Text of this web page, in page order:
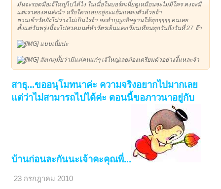
มันจะรอดมือเจ๊ใหญ่ไปได้ไง ในเมื่อในบอร์ดเนี่ยดูเหมือนจะไม่มีใคร คงจะมี
แต่เราสองคนล่ะน้า หรือใครแอบอยู่อะแฮ้มแสดงตัวด้วยจ้า
ชวนเข้าวัดยังไม่ว่างไม่เป็นไรจ้า จะทำบุญอธิษฐานให้ทุกๆๆๆๆ คนเลย
ตั้งแต่วันพรุ่งนี้จะไปสวดมนต์ทำวัตรเย็นและเวียนเทียนทุกวันถึงวันที่ 27 จ๊า
แบบเนี้ยน่ะ
สังเกตุมั้ยว่ามีแต่คนแก่ๆ เจ๊ใหญ่เลยต้องเตรียมตัวอย่างงี้แหละจ้า
สาธุ...ขออนุโมทนาค่ะ ความจริงอยากไปมากเลย
แต่ว่าไม่สามารถไปได้ค่ะ ตอนนี้ขอภาวนาอยู่กับ
บ้านก่อนละกันนะเจ้าคะคุณพี่...
23 กรกฎาคม 2010